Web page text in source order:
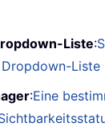
Liste:
Liste
:Eine